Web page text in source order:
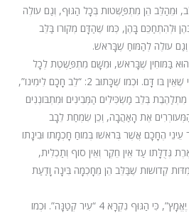
וּמֵהַלֵּב הֵן מִתְפַּשְּׁטוֹת בְּכָל הַגּוּף, וְגַם עוֹלֶה
וּלְהִתְחַכֵּם בָּהֶן, כְּמוֹ שֶׁהַדָּם מְקוֹרוֹ בַּלֵּב
עוֹלֶה לְהַמּוֹחַ שֶׁבָּרֹאשׁ.
בַּמּוֹחִין שֶׁבָּרֹאשׁ, וּמִשָּׁם מִתְפַּשֶּׁטֶת לְכָל
הָאֵבָרִים, וְגַם בַּלֵּב, בֶּחָלָל הַיְּמָנִי שֶׁאֵין בּוֹ דָּם. וּכְמוֹ שֶׁכָּתוּב 2: “לֵב חָכָם לִימִינוֹ”,
בְּלֵב מַשְׂכִּילִים הַמְּבִינִים וּמִתְבּוֹנְנִים
אֶת הָאַהֲבָה, וְכֵן שִׂמְחַת לֵבָב
הֶחָכָם אֲשֶׁר בְּרֹאשׁוֹ בְּמוֹחַ חָכְמָתוֹ וּבִינָתוֹ
גְּדֻלָּתוֹ עַד אֵין חֵקֶר וְאֵין סוֹף וְתַכְלִית,
קְדוֹשׁוֹת שֶׁבַּלֵּב הֵן מֵחָכְמָה בִּינָה וָדַעַת
אַךְ הִנֵּה כְּתִיב 3: “וּלְאֹם מִלְאֹם יֶאֱמָץ”, כִּי הַגּוּף נִקְרָא 4 “עִיר קְטַנָּה”. וּכְמוֹ